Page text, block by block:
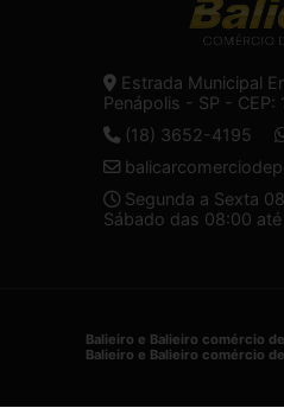
Estrada Municipal
Penápolis - SP -
(18) 3652-4195
Segunda a Sexta
Sábado das 08:00
Balieiro e Balieiro comércio
Balieiro e Balieiro comércio